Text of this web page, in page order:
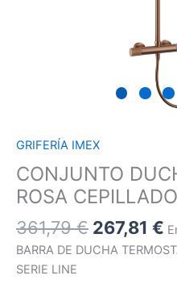
GRIFERÍA IMEX
CONJUNTO
ROSA
361,79€ 267,81 €
BARRA DE DUCHA
SERIE LINE